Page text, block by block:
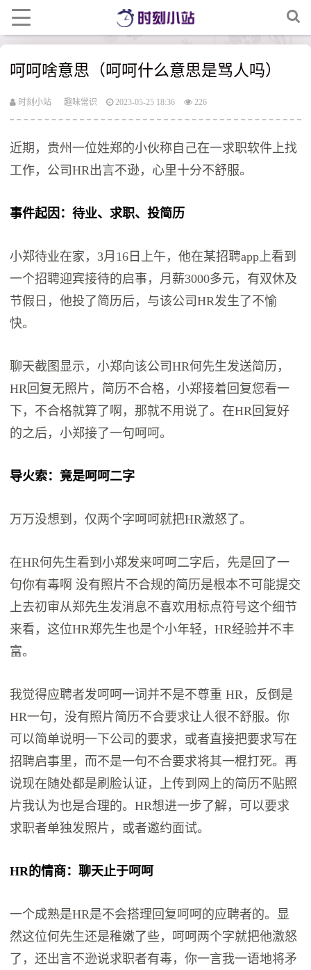
呵呵啥意思（呵呵什么意思是骂人吗）
时刻小站 趣味常识 2023-05-25 18:36 226
近期，贵州一位姓郑的小伙称自己在一求职软件上找
工作，公司HR出言不逊，心里十分不舒服。
事件起因：待业、求职、投简历
小郑待业在家，3月16日上午，他在某招聘app上看到
一个招聘迎宾接待的启事，月薪3000多元，有双休及
节假日，他投了简历后，与该公司HR发生了不愉
快。
聊天截图显示，小郑向该公司HR何先生发送简历，
HR回复无照片，简历不合格，小郑接着回复您看一
下，不合格就算了啊，那就不用说了。在HR回复好
的之后，小郑接了一句呵呵。
导火索：竟是呵呵二字
万万没想到，仅两个字呵呵就把HR激怒了。
在HR何先生看到小郑发来呵呵二字后，先是回了一
句你有毒啊 没有照片不合规的简历是根本不可能提交
上去初审从郑先生发消息不喜欢用标点符号这个细节
来看，这位HR郑先生也是个小年轻，HR经验并不丰
富。
我觉得应聘者发呵呵一词并不是不尊重 HR，反倒是
HR一句，没有照片简历不合要求让人很不舒服。你
可以简单说明一下公司的要求，或者直接把要求写在
招聘启事里，而不是一句不合要求将其一棍打死。再
说现在随处都是刷脸认证，上传到网上的简历不贴照
片我认为也是合理的。HR想进一步了解，可以要求
求职者单独发照片，或者邀约面试。
HR的情商：聊天止于呵呵
一个成熟是HR是不会搭理回复呵呵的应聘者的。显
然这位何先生还是稚嫩了些，呵呵两个字就把他激怒
了，还出言不逊说求职者有毒，你一言我一语地将矛